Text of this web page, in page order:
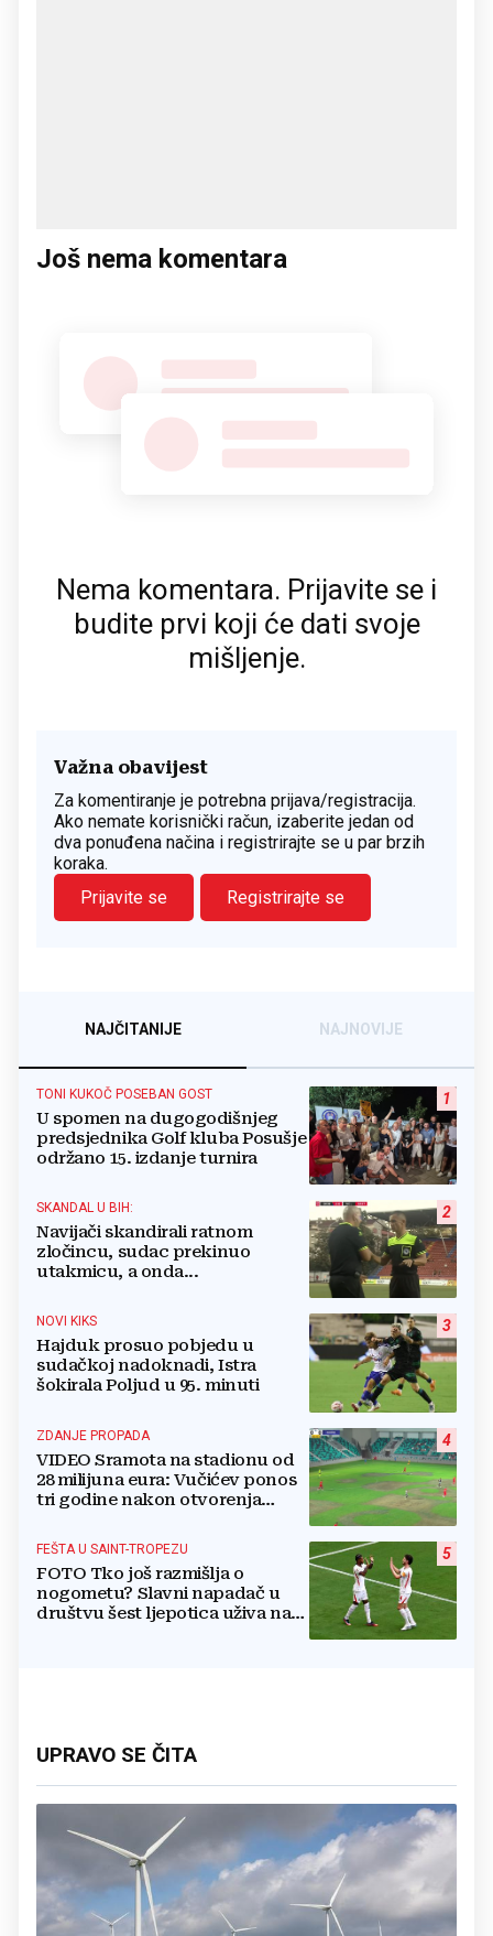
Još nema komentara
Nema komentara. Prijavite se i
budite prvi koji će dati svoje
mišljenje.
Važna obavijest
Za komentiranje je potrebna prijava/registracija.
Ako nemate korisnički račun, izaberite jedan od
dva ponuđena načina i registrirajte se u par brzih
koraka.
Prijavite se
Registrirajte se
NAJČITANIJE NAJNOVIJE
1
TONI KUKOČ POSEBAN GOST
U spomen na dugogodišnjeg
predsjednika Golf kluba Posušje
održano 15. izdanje turnira
2
SKANDAL U BIH:
Navijači skandirali ratnom
zločincu, sudac prekinuo
utakmicu, a onda...
3
NOVI KIKS
Hajduk prosuo pobjedu u
sudačkoj nadoknadi, Istra
šokirala Poljud u 95. minuti
4
ZDANJE PROPADA
VIDEO Sramota na stadionu od
28 milijuna eura: Vučićev ponos
tri godine nakon otvorenja
5
FEŠTA U SAINT-TROPEZU
FOTO Tko još razmišlja o
nogometu? Slavni napadač u
društvu šest ljepotica uživa na
UPRAVO SE ČITA